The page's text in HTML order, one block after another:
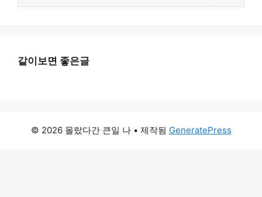
같이보면 좋은글
© 2026 몰랐다간 큰일 나• 제작됨 GeneratePress